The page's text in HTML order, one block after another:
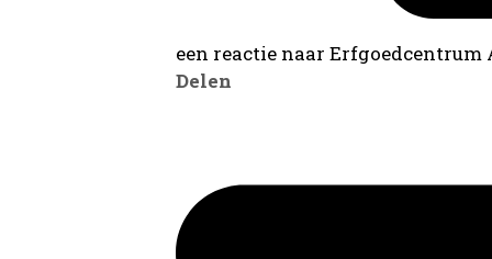
een reactie naar
Delen